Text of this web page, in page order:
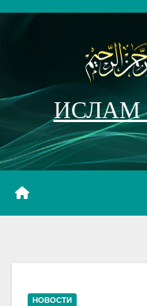
Перейти
ИСЛАМ
НОВОСТИ